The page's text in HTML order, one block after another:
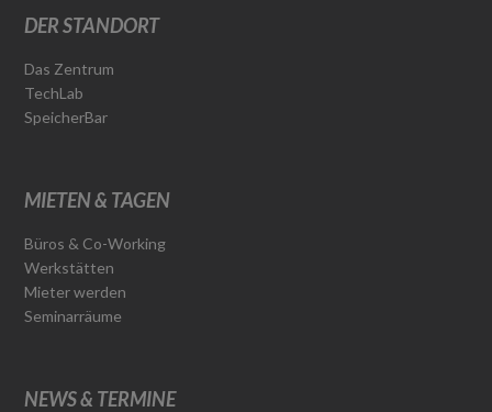
DER STANDORT
Das Zentrum
TechLab
SpeicherBar
MIETEN & TAGEN
Büros & Co-Working
Werkstätten
Mieter werden
Seminarräume
NEWS & TERMINE